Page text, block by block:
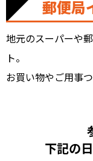
郵便局
地元のスーパーや
ト。
お買い物やご用事
下記の